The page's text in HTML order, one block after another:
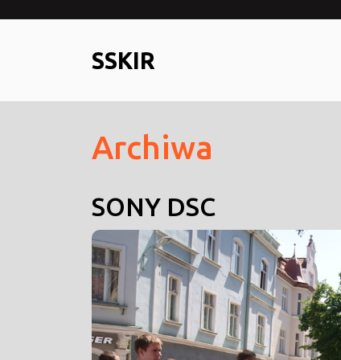
SSKIR
Archiwa
SONY DSC